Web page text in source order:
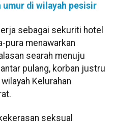
umur di wilayah pesisir
sebagai sekuriti hotel
pura menawarkan
searah menuju
pulang, korban justru
Kelurahan
seksual